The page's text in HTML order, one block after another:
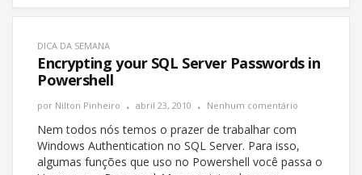
DICA DA SEMANA
Encrypting your SQL Server Passwords in
Powershell
por Nilton Pinheiro abril 23, 2010 Nenhum comentário
Nem todos nós temos o prazer de trabalhar com
Windows Authentication no SQL Server. Para isso,
algumas funções que uso no Powershell você passa o